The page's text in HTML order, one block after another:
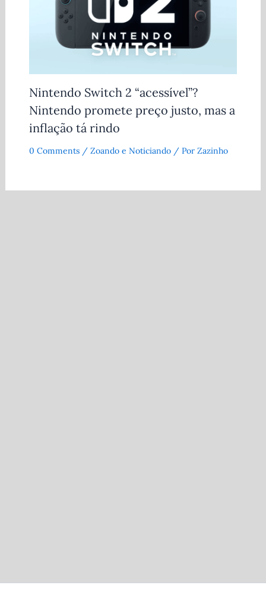
Nintendo Switch 2 “acessível”?
Nintendo promete preço justo, mas a
inflação tá rindo
0 Comments / Zoando e Noticiando/ Por Zazinho